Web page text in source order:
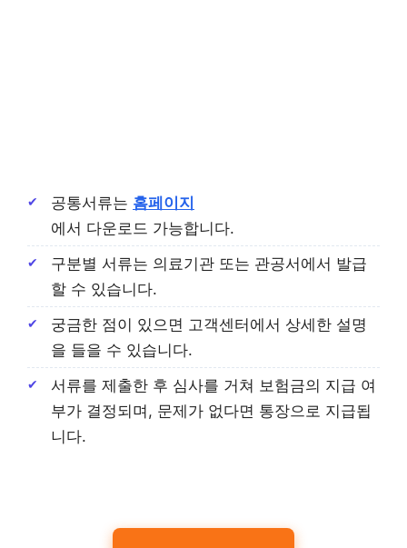
공통서류는 홈페이지
에서 다운로드 가능합니다.
구분별 서류는 의료기관 또는 관공서에서 발급
할 수 있습니다.
궁금한 점이 있으면 고객센터에서 상세한 설명
을 들을 수 있습니다.
서류를 제출한 후 심사를 거쳐 보험금의 지급 여
부가 결정되며, 문제가 없다면 통장으로 지급됩
니다.